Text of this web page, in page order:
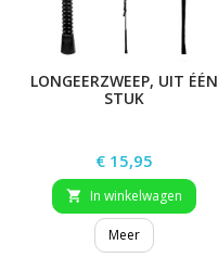
LONGEERZWEEP, UIT ÉÉN
STUK
Prijs
€ 15,95
 In winkelwagen
Meer